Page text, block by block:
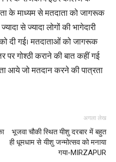
के माध्यम से मतदाता को जागरूक
से ज्यादा लोगों की भागेदारी
दी गई। मतदाताओं को जागरूक
गोश्ठी कराने की बात कहीं गई
आये जो मतदान करने की पात्रता
अगला लेख
भूजवा चौकी स्थित यीशु दरबार में बहुत
ही धूमधाम से यीशु जन्मोत्सव को मनाया
गया-MIRZAPUR